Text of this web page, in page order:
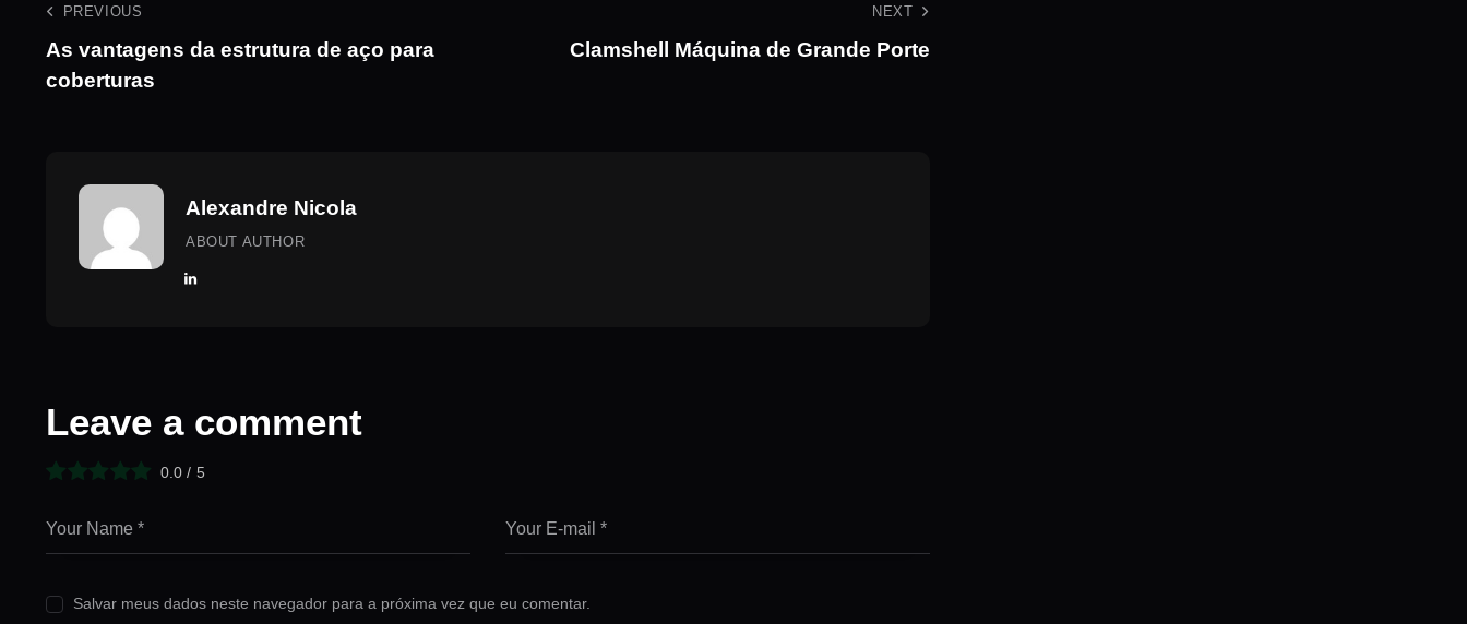
PREVIOUS
As vantagens da estrutura de aço para
coberturas
NEXT
Clamshell Máquina de Grande Porte
Alexandre Nicola
ABOUT AUTHOR
Leave a comment
0.0 / 5
Salvar meus dados neste navegador para a próxima vez que eu comentar.